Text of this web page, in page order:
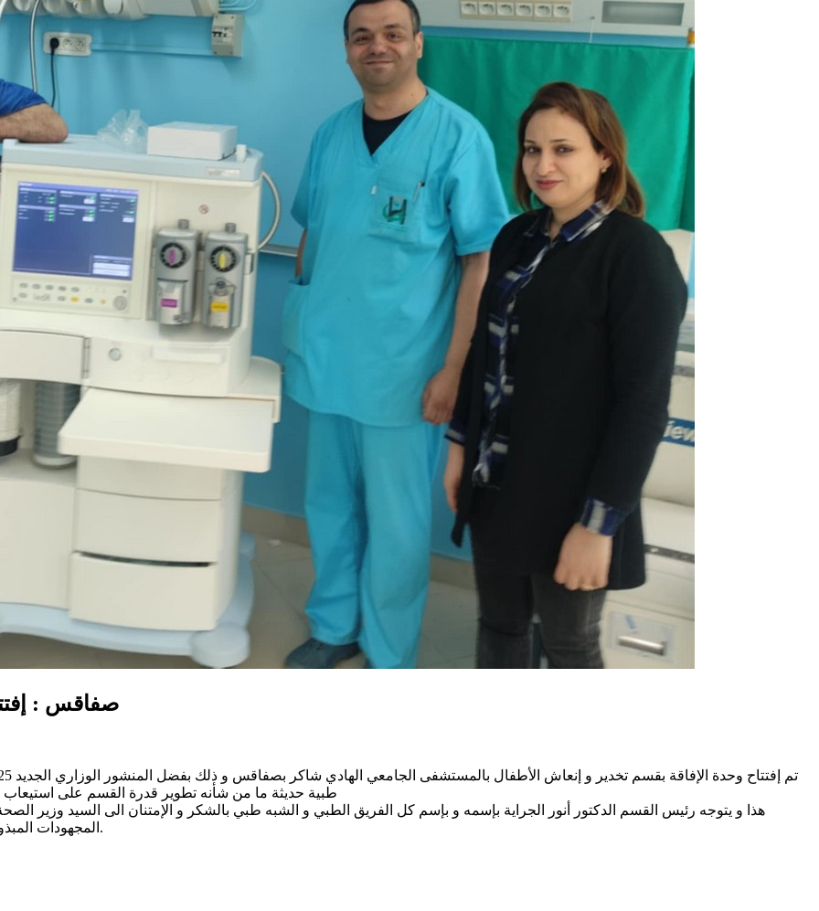
صفاقس :
طبية حديثة ما من شأنه تطوير قدرة القسم على
هذا و يتوجه رئيس القسم الدكتور أنور الجراية بإسمه و بإسم كل الفريق الطبي و الشبه طبي بالشكر و الإمتنان الى السيد وزير
المجهودات المبذولة للنهوض بالقطاع و على الدعم اللامحدود للقسم المستحدث مؤخرا.